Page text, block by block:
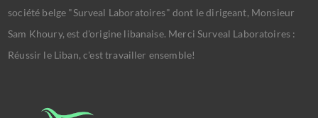
société belge "Surveal Laboratoires" dont le dirigeant, Monsieur
Sam Khoury, est d'origine libanaise. Merci Surveal Laboratoires :
Réussir le Liban, c'est travailler ensemble!